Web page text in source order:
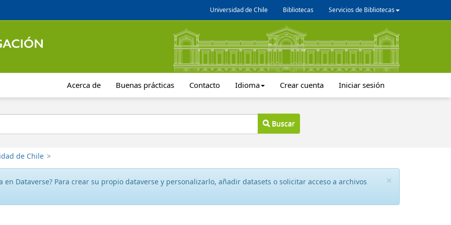
Universidad de Chile Bibliotecas Servicios de Bibliotecas
Acerca de Buenas prácticas Contacto Idioma Crear cuenta Iniciar sesión
Buscar
de Chile >
×
en Dataverse? Para crear su propio dataverse y personalizarlo, añadir datasets o solicitar acceso a archivos